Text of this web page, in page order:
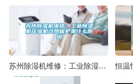
苏州除湿机维修：工业除湿机压缩机过热保护是什么原因